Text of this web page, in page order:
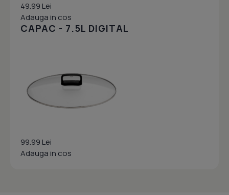
49.99 Lei
Adauga in cos
CAPAC - 7.5L DIGITAL
99.99 Lei
Adauga in cos